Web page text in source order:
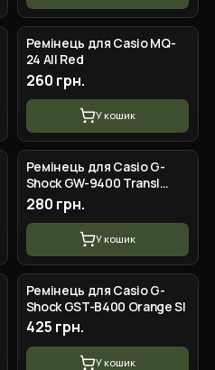
Ремінець для Casio MQ-
24 All Red
260 грн.
У кошик
Ремінець для Casio G-
Shock GW-9400 Transl
Purple SI
280 грн.
У кошик
Ремінець для Casio G-
Shock GST-B400 Orange SI
425 грн.
У кошик